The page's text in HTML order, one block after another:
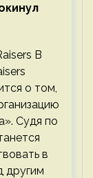
В
о том,
Судя по
в
другим